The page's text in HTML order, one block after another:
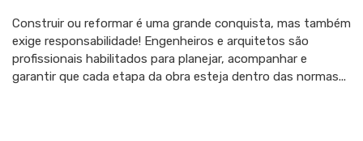
Construir ou reformar é uma grande conquista, mas também
exige responsabilidade! Engenheiros e arquitetos são
profissionais habilitados para planejar, acompanhar e
garantir que cada etapa da obra esteja dentro das normas...